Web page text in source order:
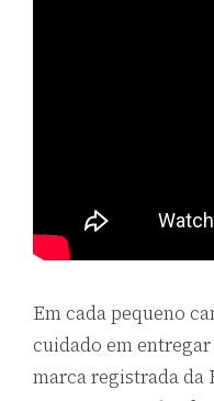
Em cada pequeno
cuidado em
marca registrada da